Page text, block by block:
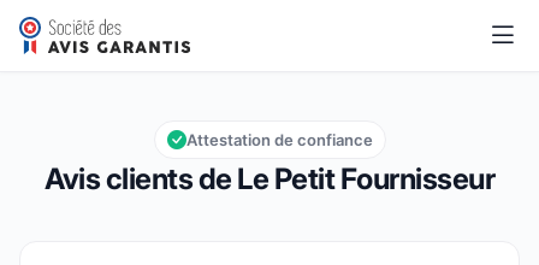
Le Petit Fournisseur
Note globale : 9,8 sur 10
9,8/10
Avis clients de Le Petit Fournisseur
Attestation de confiance